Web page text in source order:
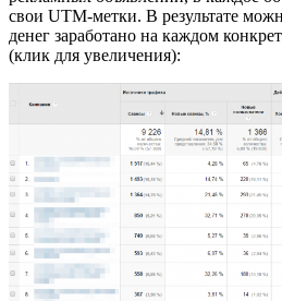
свои UTM-метки. В результате
денег заработано на каждом
(клик для увеличения):